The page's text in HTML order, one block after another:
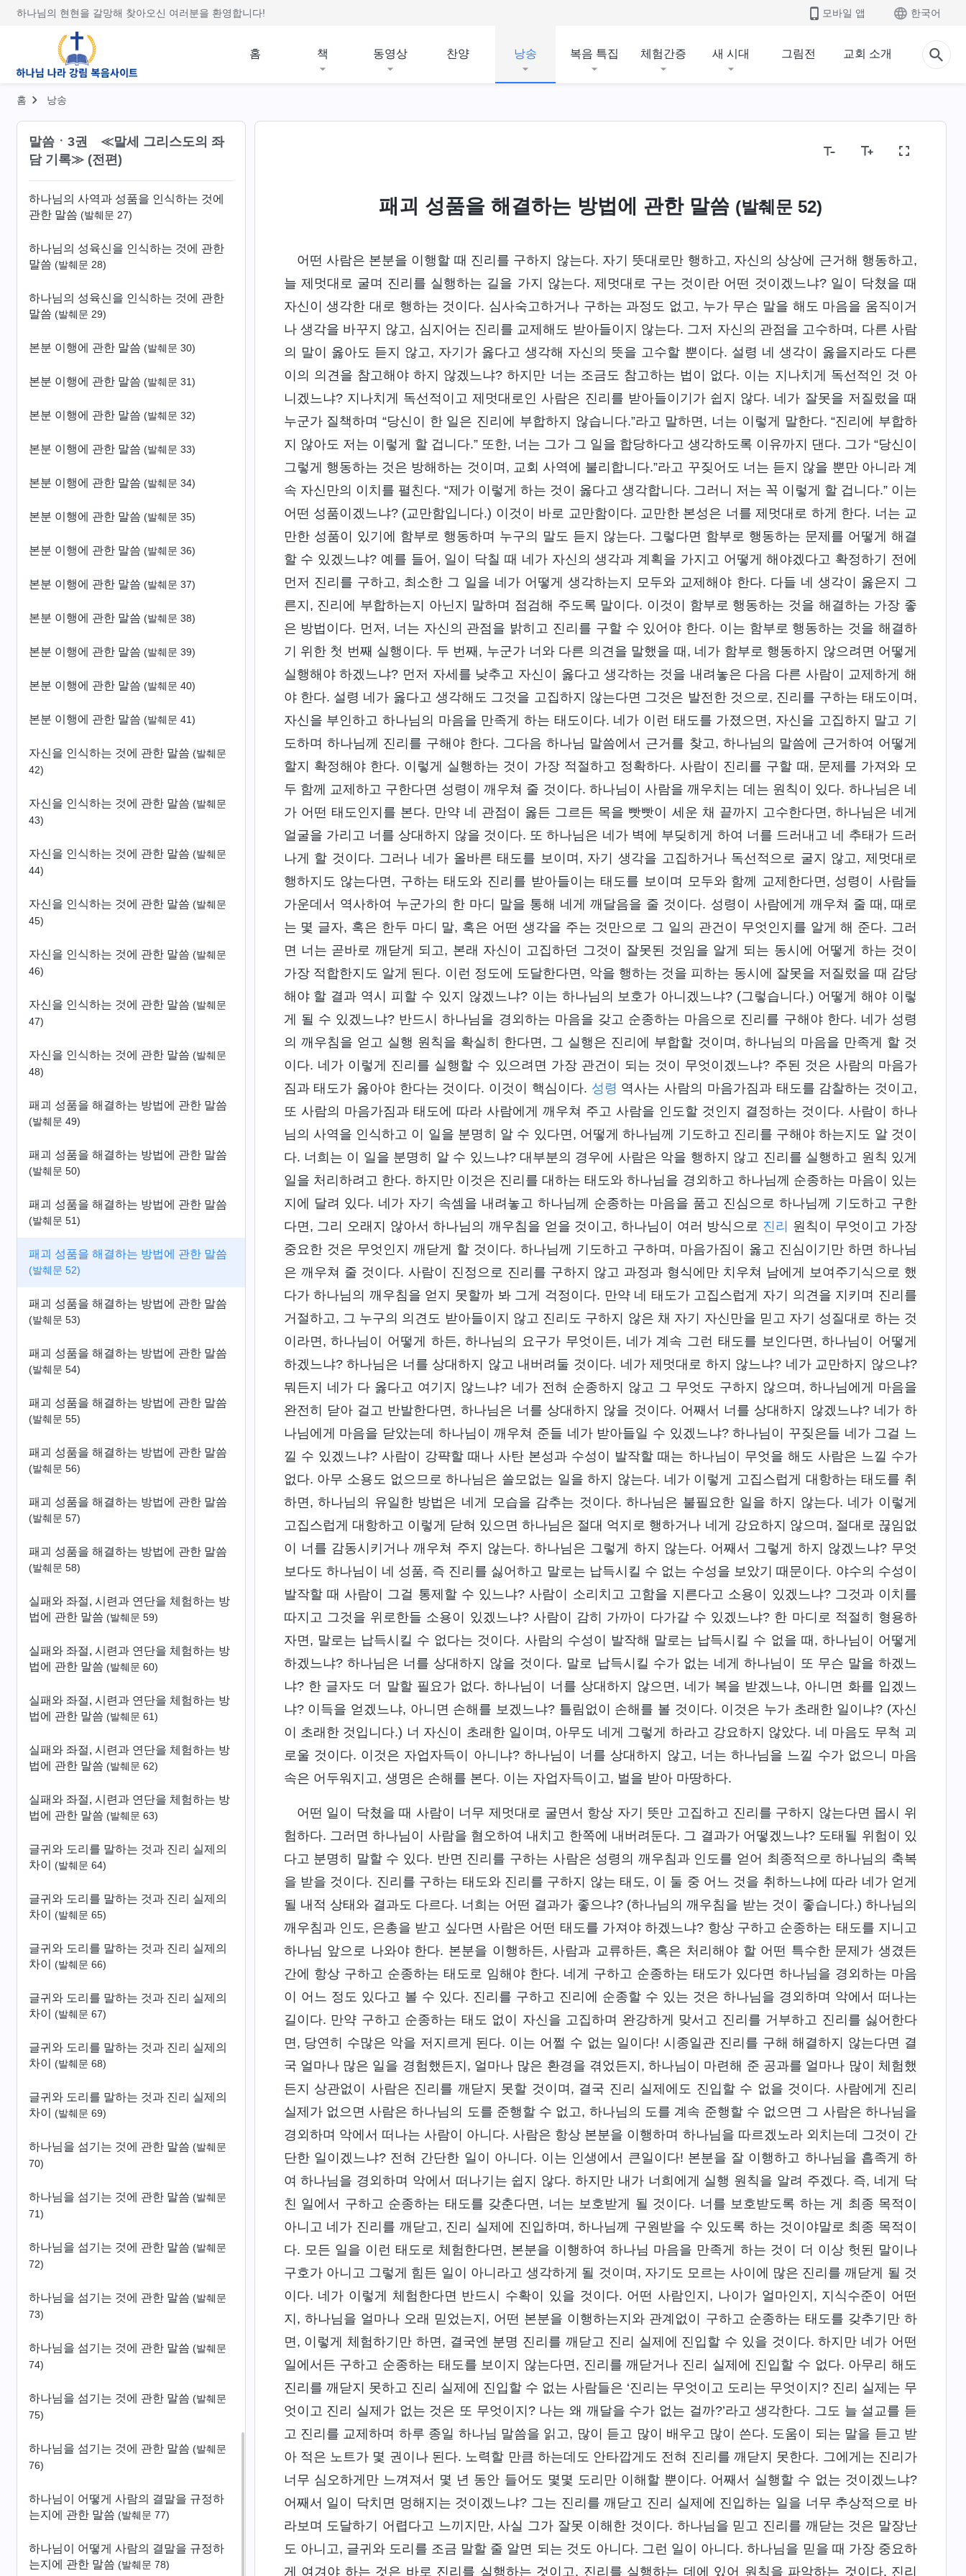
하나님의 현현을 갈망해 찾아오신 여러분을 환영합니다! 모바일 앱 한국어
홈 책 동영상 찬양 낭송 복음 특집 체험간증 새 시대 그림전 교회 소개
홈 낭송
말씀ㆍ3권 ≪말세 그리스도의 좌
담 기록≫ (전편)
관한 말씀(발췌문 23)
하나님의 사역과 성품을 인식하는 것에
관한 말씀(발췌문 24)
하나님의 사역과 성품을 인식하는 것에
하나님의 사역과 성품을 인식하는 것에
관한 말씀 (발췌문 26)
하나님의 사역과 성품을 인식하는 것에
관한 말씀 (발췌문 27)
하나님의 성육신을 인식하는 것에 관한
말씀 (발췌문 28)
하나님의 성육신을 인식하는 것에 관한
말씀 (발췌문 29)
본분 이행에 관한 말씀 (발췌문 30)
본분 이행에 관한 말씀 (발췌문 31)
본분 이행에 관한 말씀 (발췌문 32)
본분 이행에 관한 말씀 (발췌문 33)
본분 이행에 관한 말씀 (발췌문 34)
본분 이행에 관한 말씀 (발췌문 35)
본분 이행에 관한 말씀 (발췌문 36)
본분 이행에 관한 말씀 (발췌문 37)
본분 이행에 관한 말씀 (발췌문 38)
본분 이행에 관한 말씀 (발췌문 39)
본분 이행에 관한 말씀 (발췌문 40)
본분 이행에 관한 말씀 (발췌문 41)
자신을 인식하는 것에 관한 말씀 (발췌문
42)
자신을 인식하는 것에 관한 말씀 (발췌문
43)
자신을 인식하는 것에 관한 말씀 (발췌문
44)
자신을 인식하는 것에 관한 말씀 (발췌문
45)
자신을 인식하는 것에 관한 말씀 (발췌문
46)
자신을 인식하는 것에 관한 말씀 (발췌문
47)
자신을 인식하는 것에 관한 말씀 (발췌문
48)
패괴 성품을 해결하는 방법에 관한 말씀
(발췌문 49)
패괴 성품을 해결하는 방법에 관한 말씀
(발췌문 50)
패괴 성품을 해결하는 방법에 관한 말씀
(발췌문 51)
패괴 성품을 해결하는 방법에 관한 말씀
(발췌문 52)
패괴 성품을 해결하는 방법에 관한 말씀
(발췌문 53)
패괴 성품을 해결하는 방법에 관한 말씀
(발췌문 54)
패괴 성품을 해결하는 방법에 관한 말씀
(발췌문 55)
패괴 성품을 해결하는 방법에 관한 말씀
(발췌문 56)
패괴 성품을 해결하는 방법에 관한 말씀
(발췌문 57)
패괴 성품을 해결하는 방법에 관한 말씀
(발췌문 58)
실패와 좌절, 시련과 연단을 체험하는 방
법에 관한 말씀 (발췌문 59)
실패와 좌절, 시련과 연단을 체험하는 방
법에 관한 말씀 (발췌문 60)
실패와 좌절, 시련과 연단을 체험하는 방
법에 관한 말씀 (발췌문 61)
실패와 좌절, 시련과 연단을 체험하는 방
법에 관한 말씀 (발췌문 62)
실패와 좌절, 시련과 연단을 체험하는 방
법에 관한 말씀 (발췌문 63)
글귀와 도리를 말하는 것과 진리 실제의
차이
(발췌문 64)
글귀와 도리를 말하는 것과 진리 실제의
차이
(발췌문 65)
글귀와 도리를 말하는 것과 진리 실제의
차이
(발췌문 66)
글귀와 도리를 말하는 것과 진리 실제의
차이
(발췌문 67)
글귀와 도리를 말하는 것과 진리 실제의
차이
(발췌문 68)
글귀와 도리를 말하는 것과 진리 실제의
차이
(발췌문 69)
하나님을 섬기는 것에 관한 말씀 (발췌문
70)
하나님을 섬기는 것에 관한 말씀 (발췌문
71)
하나님을 섬기는 것에 관한 말씀 (발췌문
72)
하나님을 섬기는 것에 관한 말씀 (발췌문
73)
하나님을 섬기는 것에 관한 말씀 (발췌문
74)
하나님을 섬기는 것에 관한 말씀 (발췌문
75)
하나님을 섬기는 것에 관한 말씀 (발췌문
76)
하나님이 어떻게 사람의 결말을 규정하
는지에 관한 말씀 (발췌문 77)
하나님이 어떻게 사람의 결말을 규정하
는지에 관한 말씀 (발췌문 78)
패괴 성품을 해결하는 방법에 관한 말씀 (발췌문 52)
어떤 사람은 본분을 이행할 때 진리를 구하지 않는다. 자기 뜻대로만 행하고, 자신의 상상에 근거해 행동하고,
늘 제멋대로 굴며 진리를 실행하는 길을 가지 않는다. 제멋대로 구는 것이란 어떤 것이겠느냐? 일이 닥쳤을 때
자신이 생각한 대로 행하는 것이다. 심사숙고하거나 구하는 과정도 없고, 누가 무슨 말을 해도 마음을 움직이거
나 생각을 바꾸지 않고, 심지어는 진리를 교제해도 받아들이지 않는다. 그저 자신의 관점을 고수하며, 다른 사람
의 말이 옳아도 듣지 않고, 자기가 옳다고 생각해 자신의 뜻을 고수할 뿐이다. 설령 네 생각이 옳을지라도 다른
이의 의견을 참고해야 하지 않겠느냐? 하지만 너는 조금도 참고하는 법이 없다. 이는 지나치게 독선적인 것 아
니겠느냐? 지나치게 독선적이고 제멋대로인 사람은 진리를 받아들이기가 쉽지 않다. 네가 잘못을 저질렀을 때
누군가 질책하며 “당신이 한 일은 진리에 부합하지 않습니다.”라고 말하면, 너는 이렇게 말한다. “진리에 부합하
지 않아도 저는 이렇게 할 겁니다.” 또한, 너는 그가 그 일을 합당하다고 생각하도록 이유까지 댄다. 그가 “당신이
그렇게 행동하는 것은 방해하는 것이며, 교회 사역에 불리합니다.”라고 꾸짖어도 너는 듣지 않을 뿐만 아니라 계
속 자신만의 이치를 펼친다. “제가 이렇게 하는 것이 옳다고 생각합니다. 그러니 저는 꼭 이렇게 할 겁니다.” 이는
어떤 성품이겠느냐? (교만함입니다.) 이것이 바로 교만함이다. 교만한 본성은 너를 제멋대로 하게 한다. 너는 교
만한 성품이 있기에 함부로 행동하며 누구의 말도 듣지 않는다. 그렇다면 함부로 행동하는 문제를 어떻게 해결
할 수 있겠느냐? 예를 들어, 일이 닥칠 때 네가 자신의 생각과 계획을 가지고 어떻게 해야겠다고 확정하기 전에
먼저 진리를 구하고, 최소한 그 일을 네가 어떻게 생각하는지 모두와 교제해야 한다. 다들 네 생각이 옳은지 그
른지, 진리에 부합하는지 아닌지 말하며 점검해 주도록 말이다. 이것이 함부로 행동하는 것을 해결하는 가장 좋
은 방법이다. 먼저, 너는 자신의 관점을 밝히고 진리를 구할 수 있어야 한다. 이는 함부로 행동하는 것을 해결하
기 위한 첫 번째 실행이다. 두 번째, 누군가 너와 다른 의견을 말했을 때, 네가 함부로 행동하지 않으려면 어떻게
실행해야 하겠느냐? 먼저 자세를 낮추고 자신이 옳다고 생각하는 것을 내려놓은 다음 다른 사람이 교제하게 해
야 한다. 설령 네가 옳다고 생각해도 그것을 고집하지 않는다면 그것은 발전한 것으로, 진리를 구하는 태도이며,
자신을 부인하고 하나님의 마음을 만족게 하는 태도이다. 네가 이런 태도를 가졌으면, 자신을 고집하지 말고 기
도하며 하나님께 진리를 구해야 한다. 그다음 하나님 말씀에서 근거를 찾고, 하나님의 말씀에 근거하여 어떻게
할지 확정해야 한다. 이렇게 실행하는 것이 가장 적절하고 정확하다. 사람이 진리를 구할 때, 문제를 가져와 모
두 함께 교제하고 구한다면 성령이 깨우쳐 줄 것이다. 하나님이 사람을 깨우치는 데는 원칙이 있다. 하나님은 네
가 어떤 태도인지를 본다. 만약 네 관점이 옳든 그르든 목을 빳빳이 세운 채 끝까지 고수한다면, 하나님은 네게
얼굴을 가리고 너를 상대하지 않을 것이다. 또 하나님은 네가 벽에 부딪히게 하여 너를 드러내고 네 추태가 드러
나게 할 것이다. 그러나 네가 올바른 태도를 보이며, 자기 생각을 고집하거나 독선적으로 굴지 않고, 제멋대로
행하지도 않는다면, 구하는 태도와 진리를 받아들이는 태도를 보이며 모두와 함께 교제한다면, 성령이 사람들
가운데서 역사하여 누군가의 한 마디 말을 통해 네게 깨달음을 줄 것이다. 성령이 사람에게 깨우쳐 줄 때, 때로
는 몇 글자, 혹은 한두 마디 말, 혹은 어떤 생각을 주는 것만으로 그 일의 관건이 무엇인지를 알게 해 준다. 그러
면 너는 곧바로 깨닫게 되고, 본래 자신이 고집하던 그것이 잘못된 것임을 알게 되는 동시에 어떻게 하는 것이
가장 적합한지도 알게 된다. 이런 정도에 도달한다면, 악을 행하는 것을 피하는 동시에 잘못을 저질렀을 때 감당
해야 할 결과 역시 피할 수 있지 않겠느냐? 이는 하나님의 보호가 아니겠느냐? (그렇습니다.) 어떻게 해야 이렇
게 될 수 있겠느냐? 반드시 하나님을 경외하는 마음을 갖고 순종하는 마음으로 진리를 구해야 한다. 네가 성령
의 깨우침을 얻고 실행 원칙을 확실히 한다면, 그 실행은 진리에 부합할 것이며, 하나님의 마음을 만족게 할 것
이다. 네가 이렇게 진리를 실행할 수 있으려면 가장 관건이 되는 것이 무엇이겠느냐? 주된 것은 사람의 마음가
짐과 태도가 옳아야 한다는 것이다. 이것이 핵심이다. 성령 역사는 사람의 마음가짐과 태도를 감찰하는 것이고,
또 사람의 마음가짐과 태도에 따라 사람에게 깨우쳐 주고 사람을 인도할 것인지 결정하는 것이다. 사람이 하나
님의 사역을 인식하고 이 일을 분명히 알 수 있다면, 어떻게 하나님께 기도하고 진리를 구해야 하는지도 알 것이
다. 너희는 이 일을 분명히 알 수 있느냐? 대부분의 경우에 사람은 악을 행하지 않고 진리를 실행하고 원칙 있게
일을 처리하려고 한다. 하지만 이것은 진리를 대하는 태도와 하나님을 경외하고 하나님께 순종하는 마음이 있는
지에 달려 있다. 네가 자기 속셈을 내려놓고 하나님께 순종하는 마음을 품고 진심으로 하나님께 기도하고 구한
다면, 그리 오래지 않아서 하나님의 깨우침을 얻을 것이고, 하나님이 여러 방식으로 진리
원칙이 무엇이고 가장
중요한 것은 무엇인지 깨닫게 할 것이다. 하나님께 기도하고 구하며, 마음가짐이 옳고 진심이기만 하면 하나님
은 깨우쳐 줄 것이다. 사람이 진정으로 진리를 구하지 않고 과정과 형식에만 치우쳐 남에게 보여주기식으로 했
다가 하나님의 깨우침을 얻지 못할까 봐 그게 걱정이다. 만약 네 태도가 고집스럽게 자기 의견을 지키며 진리를
거절하고, 그 누구의 의견도 받아들이지 않고 진리도 구하지 않은 채 자기 자신만을 믿고 자기 성질대로 하는 것
이라면, 하나님이 어떻게 하든, 하나님의 요구가 무엇이든, 네가 계속 그런 태도를 보인다면, 하나님이 어떻게
하겠느냐? 하나님은 너를 상대하지 않고 내버려둘 것이다. 네가 제멋대로 하지 않느냐? 네가 교만하지 않으냐?
뭐든지 네가 다 옳다고 여기지 않느냐? 네가 전혀 순종하지 않고 그 무엇도 구하지 않으며, 하나님에게 마음을
완전히 닫아 걸고 반발한다면, 하나님은 너를 상대하지 않을 것이다. 어째서 너를 상대하지 않겠느냐? 네가 하
나님에게 마음을 닫았는데 하나님이 깨우쳐 준들 네가 받아들일 수 있겠느냐? 하나님이 꾸짖은들 네가 그걸 느
낄 수 있겠느냐? 사람이 강퍅할 때나 사탄 본성과 수성이 발작할 때는 하나님이 무엇을 해도 사람은 느낄 수가
없다. 아무 소용도 없으므로 하나님은 쓸모없는 일을 하지 않는다. 네가 이렇게 고집스럽게 대항하는 태도를 취
하면, 하나님의 유일한 방법은 네게 모습을 감추는 것이다. 하나님은 불필요한 일을 하지 않는다. 네가 이렇게
고집스럽게 대항하고 이렇게 닫혀 있으면 하나님은 절대 억지로 행하거나 네게 강요하지 않으며, 절대로 끊임없
이 너를 감동시키거나 깨우쳐 주지 않는다. 하나님은 그렇게 하지 않는다. 어째서 그렇게 하지 않겠느냐? 무엇
보다도 하나님이 네 성품, 즉 진리를 싫어하고 말로는 납득시킬 수 없는 수성을 보았기 때문이다. 야수의 수성이
발작할 때 사람이 그걸 통제할 수 있느냐? 사람이 소리치고 고함을 지른다고 소용이 있겠느냐? 그것과 이치를
따지고 그것을 위로한들 소용이 있겠느냐? 사람이 감히 가까이 다가갈 수 있겠느냐? 한 마디로 적절히 형용하
자면, 말로는 납득시킬 수 없다는 것이다. 사람의 수성이 발작해 말로는 납득시킬 수 없을 때, 하나님이 어떻게
하겠느냐? 하나님은 너를 상대하지 않을 것이다. 말로 납득시킬 수가 없는 네게 하나님이 또 무슨 말을 하겠느
냐? 한 글자도 더 말할 필요가 없다. 하나님이 너를 상대하지 않으면, 네가 복을 받겠느냐, 아니면 화를 입겠느
냐? 이득을 얻겠느냐, 아니면 손해를 보겠느냐? 틀림없이 손해를 볼 것이다. 이것은 누가 초래한 일이냐? (자신
이 초래한 것입니다.) 너 자신이 초래한 일이며, 아무도 네게 그렇게 하라고 강요하지 않았다. 네 마음도 무척 괴
로울 것이다. 이것은 자업자득이 아니냐? 하나님이 너를 상대하지 않고, 너는 하나님을 느낄 수가 없으니 마음
속은 어두워지고, 생명은 손해를 본다. 이는 자업자득이고, 벌을 받아 마땅하다.
어떤 일이 닥쳤을 때 사람이 너무 제멋대로 굴면서 항상 자기 뜻만 고집하고 진리를 구하지 않는다면 몹시 위
험하다. 그러면 하나님이 사람을 혐오하여 내치고 한쪽에 내버려둔다. 그 결과가 어떻겠느냐? 도태될 위험이 있
다고 분명히 말할 수 있다. 반면 진리를 구하는 사람은 성령의 깨우침과 인도를 얻어 최종적으로 하나님의 축복
을 받을 것이다. 진리를 구하는 태도와 진리를 구하지 않는 태도, 이 둘 중 어느 것을 취하느냐에 따라 네가 얻게
될 내적 상태와 결과도 다르다. 너희는 어떤 결과가 좋으냐? (하나님의 깨우침을 받는 것이 좋습니다.) 하나님의
깨우침과 인도, 은총을 받고 싶다면 사람은 어떤 태도를 가져야 하겠느냐? 항상 구하고 순종하는 태도를 지니고
하나님 앞으로 나와야 한다. 본분을 이행하든, 사람과 교류하든, 혹은 처리해야 할 어떤 특수한 문제가 생겼든
간에 항상 구하고 순종하는 태도로 임해야 한다. 네게 구하고 순종하는 태도가 있다면 하나님을 경외하는 마음
이 어느 정도 있다고 볼 수 있다. 진리를 구하고 진리에 순종할 수 있는 것은 하나님을 경외하며 악에서 떠나는
길이다. 만약 구하고 순종하는 태도 없이 자신을 고집하며 완강하게 맞서고 진리를 거부하고 진리를 싫어한다
면, 당연히 수많은 악을 저지르게 된다. 이는 어쩔 수 없는 일이다! 시종일관 진리를 구해 해결하지 않는다면 결
국 얼마나 많은 일을 경험했든지, 얼마나 많은 환경을 겪었든지, 하나님이 마련해 준 공과를 얼마나 많이 체험했
든지 상관없이 사람은 진리를 깨닫지 못할 것이며, 결국 진리 실제에도 진입할 수 없을 것이다. 사람에게 진리
실제가 없으면 사람은 하나님의 도를 준행할 수 없고, 하나님의 도를 계속 준행할 수 없으면 그 사람은 하나님을
경외하며 악에서 떠나는 사람이 아니다. 사람은 항상 본분을 이행하며 하나님을 따르겠노라 외치는데 그것이 간
단한 일이겠느냐? 전혀 간단한 일이 아니다. 이는 인생에서 큰일이다! 본분을 잘 이행하고 하나님을 흡족게 하
여 하나님을 경외하며 악에서 떠나기는 쉽지 않다. 하지만 내가 너희에게 실행 원칙을 알려 주겠다. 즉, 네게 닥
친 일에서 구하고 순종하는 태도를 갖춘다면, 너는 보호받게 될 것이다. 너를 보호받도록 하는 게 최종 목적이
아니고 네가 진리를 깨닫고, 진리 실제에 진입하며, 하나님께 구원받을 수 있도록 하는 것이야말로 최종 목적이
다. 모든 일을 이런 태도로 체험한다면, 본분을 이행하여 하나님 마음을 만족게 하는 것이 더 이상 헛된 말이나
구호가 아니고 그렇게 힘든 일이 아니라고 생각하게 될 것이며, 자기도 모르는 사이에 많은 진리를 깨닫게 될 것
이다. 네가 이렇게 체험한다면 반드시 수확이 있을 것이다. 어떤 사람인지, 나이가 얼마인지, 지식수준이 어떤
지, 하나님을 얼마나 오래 믿었는지, 어떤 본분을 이행하는지와 관계없이 구하고 순종하는 태도를 갖추기만 하
면, 이렇게 체험하기만 하면, 결국엔 분명 진리를 깨닫고 진리 실제에 진입할 수 있을 것이다. 하지만 네가 어떤
일에서든 구하고 순종하는 태도를 보이지 않는다면, 진리를 깨닫거나 진리 실제에 진입할 수 없다. 아무리 해도
진리를 깨닫지 못하고 진리 실제에 진입할 수 없는 사람들은 ‘진리는 무엇이고 도리는 무엇이지? 진리 실제는 무
엇이고 진리 실제가 없는 것은 또 무엇이지? 나는 왜 깨달을 수가 없는 걸까?’라고 생각한다. 그도 늘 설교를 듣
고 진리를 교제하며 하루 종일 하나님 말씀을 읽고, 많이 듣고 많이 배우고 많이 쓴다. 도움이 되는 말을 듣고 받
아 적은 노트가 몇 권이나 된다. 노력할 만큼 하는데도 안타깝게도 전혀 진리를 깨닫지 못한다. 그에게는 진리가
너무 심오하게만 느껴져서 몇 년 동안 들어도 몇몇 도리만 이해할 뿐이다. 어째서 실행할 수 없는 것이겠느냐?
어째서 일이 닥치면 멍해지는 것이겠느냐? 그는 진리를 깨닫고 진리 실제에 진입하는 일을 너무 추상적으로 바
라보며 도달하기 어렵다고 느끼지만, 사실 그가 잘못 이해한 것이다. 하나님을 믿고 진리를 깨닫는 것은 말장난
도 아니고, 글귀와 도리를 조금 말할 줄 알면 되는 것도 아니다. 그런 일이 아니다. 하나님을 믿을 때 가장 중요하
게 여겨야 하는 것은 바로 진리를 실행하는 것이고, 진리를 실행하는 데에 있어 원칙을 파악하는 것이다. 진리